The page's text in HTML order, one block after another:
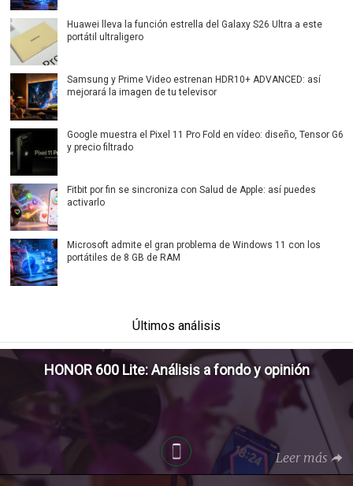
Huawei lleva la función estrella del Galaxy S26 Ultra a este
portátil ultraligero
Samsung y Prime Video estrenan HDR10+ ADVANCED: así
mejorará la imagen de tu televisor
Google muestra el Pixel 11 Pro Fold en vídeo: diseño, Tensor G6
y precio filtrado
Fitbit por fin se sincroniza con Salud de Apple: así puedes
activarlo
Microsoft admite el gran problema de Windows 11 con los
portátiles de 8 GB de RAM
Últimos análisis
HONOR 600 Lite: Análisis a fondo y opinión
Leer más